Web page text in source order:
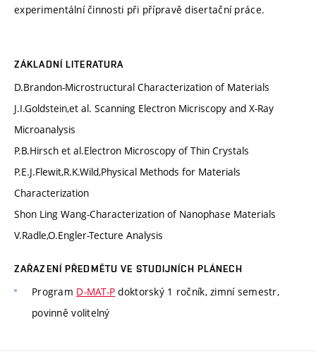
experimentální činnosti při přípravě disertační práce.
ZÁKLADNÍ LITERATURA
D.Brandon-Microstructural Characterization of Materials
J.I.Goldstein,et al. Scanning Electron Micriscopy and X-Ray
Microanalysis
P.B.Hirsch et al.Electron Microscopy of Thin Crystals
P.E.J.Flewit,R.K.Wild,Physical Methods for Materials
Characterization
Shon Ling Wang-Characterization of Nanophase Materials
V.Radle,O.Engler-Tecture Analysis
ZAŘAZENÍ PŘEDMĚTU VE STUDIJNÍCH PLÁNECH
Program D-MAT-P doktorský 1 ročník, zimní semestr,
povinně volitelný